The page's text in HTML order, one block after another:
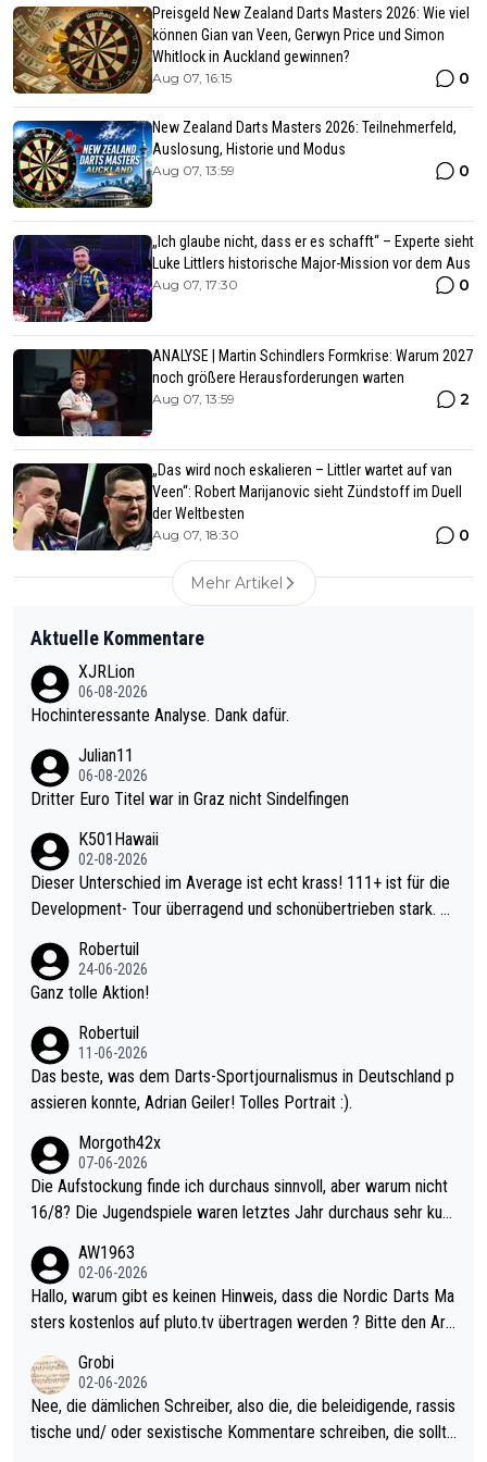
Preisgeld New Zealand Darts Masters 2026: Wie viel
können Gian van Veen, Gerwyn Price und Simon
Whitlock in Auckland gewinnen?
Aug 07, 16:15 0
New Zealand Darts Masters 2026: Teilnehmerfeld,
Auslosung, Historie und Modus
Aug 07, 13:59 0
„Ich glaube nicht, dass er es schafft“ – Experte sieht
Luke Littlers historische Major-Mission vor dem Aus
Aug 07, 17:30 0
ANALYSE | Martin Schindlers Formkrise: Warum 2027
noch größere Herausforderungen warten
Aug 07, 13:59 2
„Das wird noch eskalieren – Littler wartet auf van
Veen“: Robert Marijanovic sieht Zündstoff im Duell
der Weltbesten
Aug 07, 18:30 0
Mehr Artikel
Aktuelle Kommentare
XJRLion
06-08-2026
Hochinteressante Analyse. Dank dafür.
Julian11
06-08-2026
Dritter Euro Titel war in Graz nicht Sindelfingen
K501Hawaii
02-08-2026
Dieser Unterschied im Average ist echt krass! 111+ ist für die
Development- Tour überragend und schonübertrieben stark. U
mal 40+ erst recht. Da gewinnst keinen Blumentopf - ist ja noc
h krasser wie ein Pokalspiel eines Kreisligisten vs einem Bund
Robertuil
24-06-2026
Ganz tolle Aktion!
Robertuil
11-06-2026
Das beste, was dem Darts-Sportjournalismus in Deutschland p
assieren konnte, Adrian Geiler! Tolles Portrait :).
Morgoth42x
07-06-2026
Die Aufstockung finde ich durchaus sinnvoll, aber warum nicht
16/8? Die Jugendspiele waren letztes Jahr durchaus sehr kurz
Allerdings ist Mitchell Lawrie als Nummer 1 der Welt eh qualifi
ziert. Somit ändert die automatische Qualifikation des Weltmei
sters erstmal nichts. Ich denke sie wollen damit für nächstes J
ohl wenig WDF Turniere spielen. Dies war bei Archie Self letzt
es Jahr der Fall. Er musste als amtierender Weltmeister durch
den Qualifier und ich glaube kaum, dass Mitchel sich das (in Ve
AW1963
02-06-2026
Hallo, warum gibt es keinen Hinweis, dass die Nordic Darts Ma
sters kostenlos auf pluto.tv übertragen werden ? Bitte den Arti
Grobi
02-06-2026
Nee, die dämlichen Schreiber, also die, die beleidigende, rassis
tische und/ oder sexistische Kommentare schreiben, die sollte